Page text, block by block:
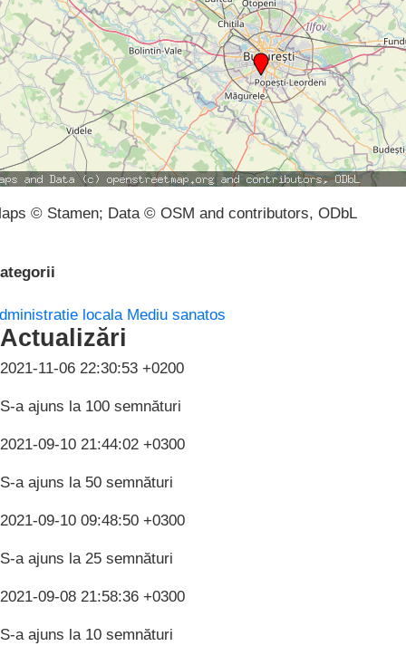
© Stamen; Data © OSM and contributors, ODbL
locala Mediu sanatos
Actualizări
2021-11-06 22:30:53 +0200
S-a ajuns la 100 semnături
2021-09-10 21:44:02 +0300
S-a ajuns la 50 semnături
2021-09-10 09:48:50 +0300
S-a ajuns la 25 semnături
2021-09-08 21:58:36 +0300
S-a ajuns la 10 semnături